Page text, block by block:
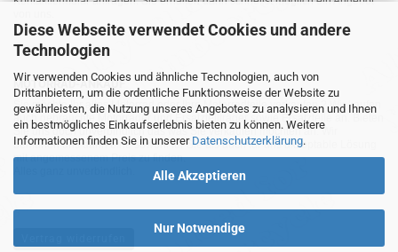
Diese Webseite verwendet Cookies und andere
Technologien
Wir verwenden Cookies und ähnliche Technologien, auch von
Drittanbietern, um die ordentliche Funktionsweise der Website zu
gewährleisten, die Nutzung unseres Angebotes zu analysieren und Ihnen
ein bestmögliches Einkaufserlebnis bieten zu können. Weitere
Informationen finden Sie in unserer Datenschutzerklärung.
Alle Akzeptieren
Nur Notwendige
MOTORRAD-ANKAUF
Sie möchte Ihr altes Motorrad oder Ihre Motorradteile verkaufen ? Wir kaufen
auch gebrauchte Motorräder und Ersatzteilträger sowie Ersatzteile an. Bieten
Sie uns doch unverbindlich das was Sie verkaufen möchten an. Wir
bemühen uns dann eine sowohl für Sie als auch für uns akzeptable Lösung
mit angemessenem Preis zu finden.